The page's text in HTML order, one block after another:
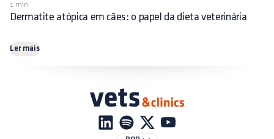
1 min
Dermatite atópica em cães: o papel da dieta veterinária
Ler mais